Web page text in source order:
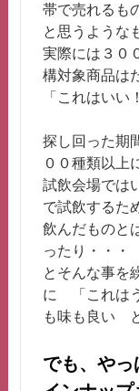
帯で売れるも
と思うような
実際には３０
構対象商品は
「これはいい
探し回った期
００種類以上
試飲会場では
で試飲するた
飲んだものと
ったり・・・
とそんな事を
に 「これは
も味も良い
でも、やっ